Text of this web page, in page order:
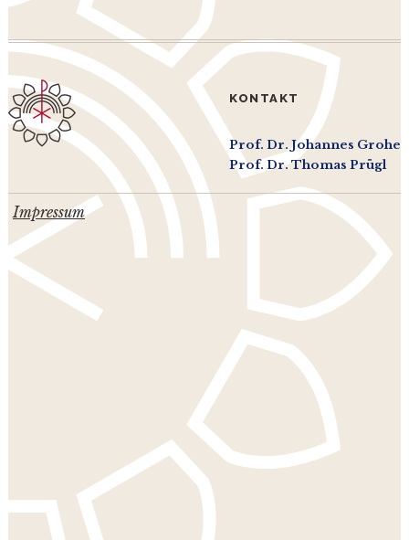
KONTAKT
Prof. Dr. Johannes Grohe
Prof. Dr. Thomas Prügl
Impressum